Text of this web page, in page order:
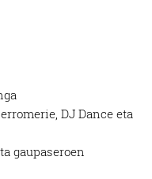
DJ Dance eta
gaupaseroen